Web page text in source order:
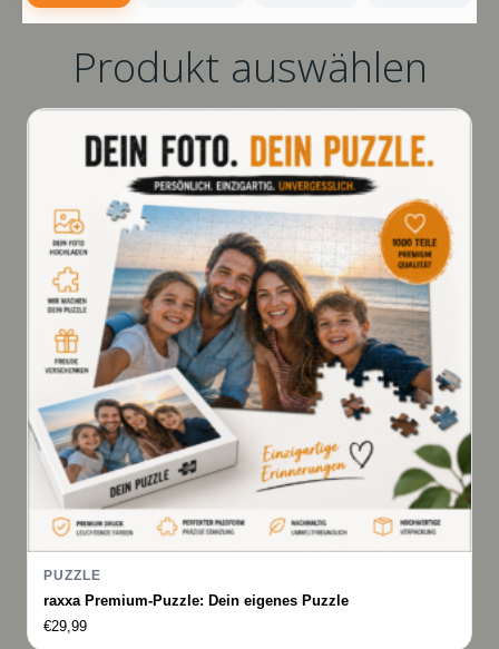
Produkt auswählen
PUZZLE
raxxa Premium-Puzzle: Dein eigenes Puzzle
€29,99